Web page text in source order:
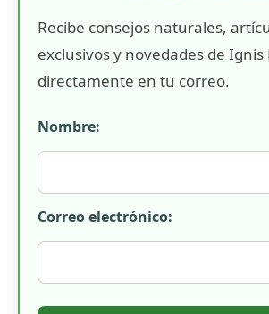
Recibe consejos naturales,
exclusivos y novedades de
directamente en tu correo.
Nombre:
Correo electrónico: